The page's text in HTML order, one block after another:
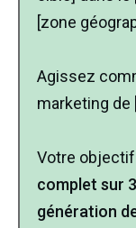
[zone
Agissez
marketing de
Votre
complet sur
génération